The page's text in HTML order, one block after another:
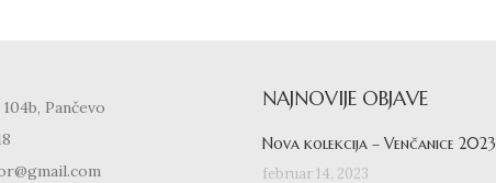
Pančevo
NAJNOVIJE OBJAVE
Nova kolekcija – Venčanice 2023
februar 14, 2023